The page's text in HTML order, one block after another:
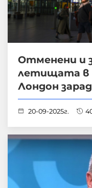
Отменени и
летищата в
Лондон
20-09-2025г.